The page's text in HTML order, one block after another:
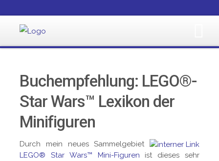
Buchempfehlung: LEGO®-
Star Wars™ Lexikon der
Minifiguren
Durch mein neues Sammelgebiet
LEGO® Star Wars™ Mini-Figuren ist dieses sehr